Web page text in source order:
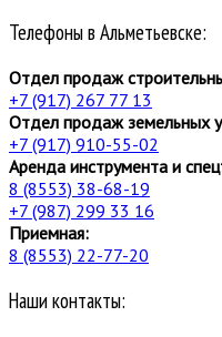
Телефоны в Альметьевске:
Отдел продаж
+7 (917) 267 77 13
Отдел продаж земельных
+7 (917) 910-55-02
Аренда инструмента и
8 (8553) 38-68-19
+7 (987) 299 33 16
Приемная:
8 (8553) 22-77-20
Наши контакты: